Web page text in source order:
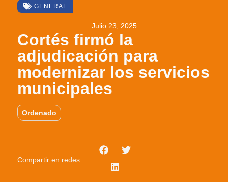
GENERAL
Julio 23, 2025
Cortés firmó la
adjudicación para
modernizar los servicios
municipales
Ordenado
Compartir en redes: